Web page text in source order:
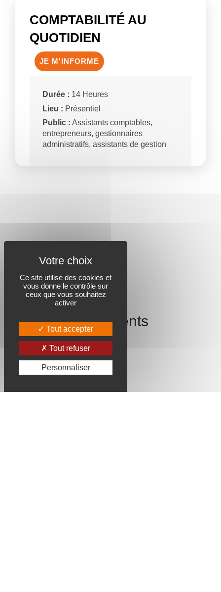
COMPTABILITÉ AU
QUOTIDIEN
JE M'INFORME
Durée : 14 Heures
Lieu : Présentiel
Public : Assistants comptables,
entrepreneurs, gestionnaires
administratifs, assistants de gestion
Révélons vos talents
et votre carrière.
Ce site utilise des cookies et
vous donne le contrôle sur
ceux que vous souhaitez
activer
Tout accepter
Tout refuser
Personnaliser